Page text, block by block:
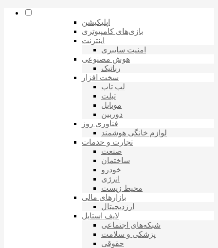
اپلیکیشن
بازی‌های کامپیوتری
اینترنت
امنیت سایبری
هوش مصنوعی
رباتیک
سخت افزار
لپ تاپ
تبلت
موبایل
دوربین
فناوری روز
لوازم خانگی هوشمند
تجارت و خدمات
صنعت
ساختمان
خودرو
انرژی
محیط زیست
بازارهای مالی
ارزدیجیتال
لایف استایل
شبکه‌های اجتماعی
پزشکی و سلامت
حقوقی